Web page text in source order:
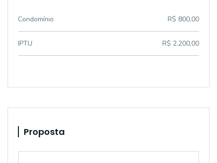
Condomínio R$ 800,00
IPTU R$ 2.200,00
Proposta